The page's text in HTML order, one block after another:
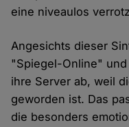
eine niveaulos
Angesichts dieser
"Spiegel-Online"
ihre Server ab, weil
geworden ist. Das
die besonders